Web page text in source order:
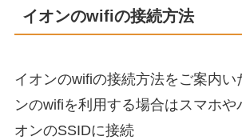
イオンのwifiの接続方法
イオンのwifiの接続方法をご案内い
ンのwifiを利用する場合はスマホや
オンのSSIDに接続